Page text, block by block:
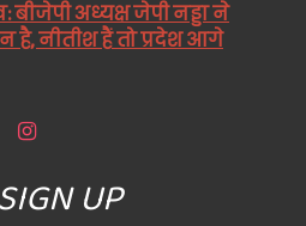
बीजेपी अध्यक्ष जेपी नड्डा ने
है, नीतीश हैं तो प्रदेश आगे
SIGN UP